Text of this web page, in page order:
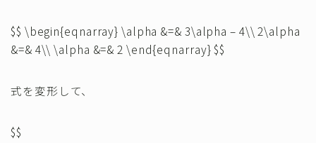
$$ \begin{eqnarray} \alpha &=& 3\alpha – 4\\ 2\alpha
&=& 4\\ \alpha &=& 2 \end{eqnarray} $$
式を変形して、
$$